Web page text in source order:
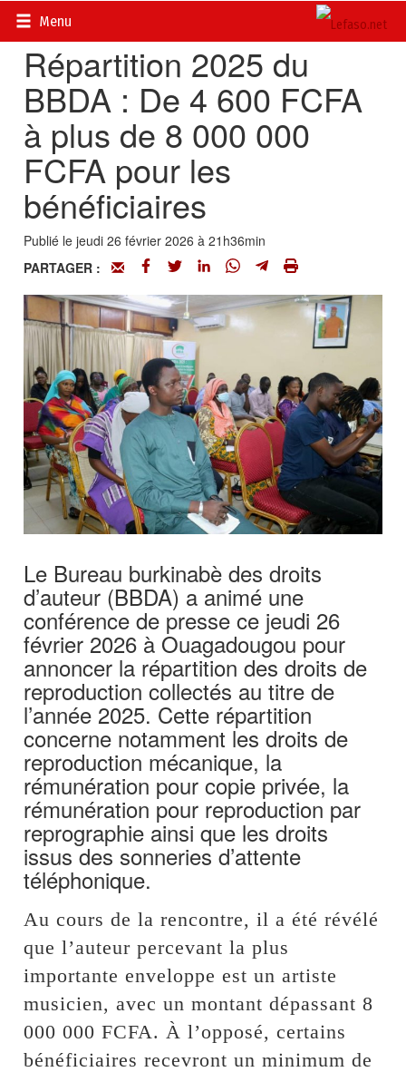
Menu
Accueil>
Répartition 2025 du
BBDA : De 4 600 FCFA
à plus de 8 000 000
FCFA pour les
bénéficiaires
Publié le jeudi 26 février 2026 à 21h36min
PARTAGER :
Le Bureau burkinabè des droits
d’auteur (BBDA) a animé une
conférence de presse ce jeudi 26
février 2026 à Ouagadougou pour
annoncer la répartition des droits de
reproduction collectés au titre de
l’année 2025. Cette répartition
concerne notamment les droits de
reproduction mécanique, la
rémunération pour copie privée, la
rémunération pour reproduction par
reprographie ainsi que les droits
issus des sonneries d’attente
téléphonique.
Au cours de la rencontre, il a été révélé
que l’auteur percevant la plus
importante enveloppe est un artiste
musicien, avec un montant dépassant 8
000 000 FCFA. À l’opposé, certains
bénéficiaires recevront un minimum de